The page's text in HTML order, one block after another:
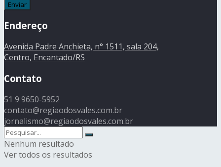
Endereço
Avenida Padre Anchieta, n° 1511, sala 204,
Centro, Encantado/RS
Contato
51 9 9650-5952
contato@regiaodosvales.com.br
jornalismo@regiaodosvales.com.br
Nenhum resultado
Ver todos os resultados